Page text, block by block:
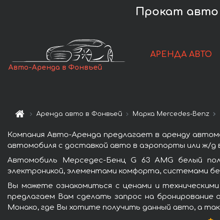
Прокат авто
Авто-Аренда в Фонвьей
АРЕНДА АВТО
Аренда авто в Фонвьей Марка Mercedes-Benz
Компания Авто-Аренда предлагает в аренду
автомобиля с доставкой авто в аэропорты или ж/д
Автомобиль Мерседес-Бенц G 63 AMG белый
электроникой, элементами комфорта, системами
Вы можете ознакомиться с ценами и
предлагаем Вам сделать запрос на
Монако, где Вы хотите получить данный авто, а